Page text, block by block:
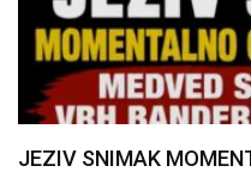
JEZIV SNIMAK